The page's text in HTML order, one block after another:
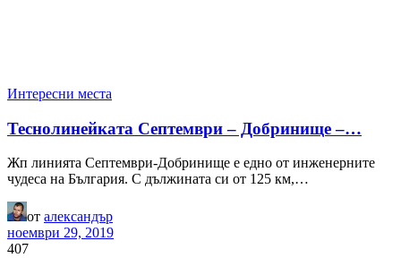
Интересни места
Теснолинейката Септември – Добринище –…
Жп линията Септември-Добринище е едно от инженерните
чудеса на България. С дължината си от 125 км,…
от александър
ноември 29, 2019
407